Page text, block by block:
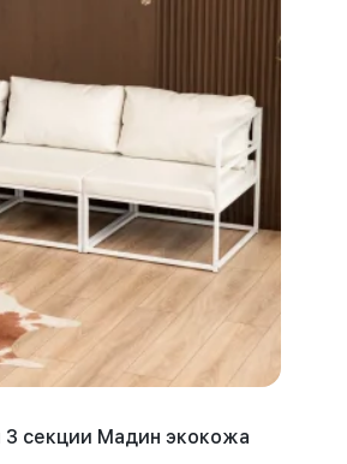
секции Мадин экокожа